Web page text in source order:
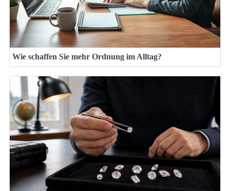
Wie schaffen Sie mehr Ordnung im Alltag?